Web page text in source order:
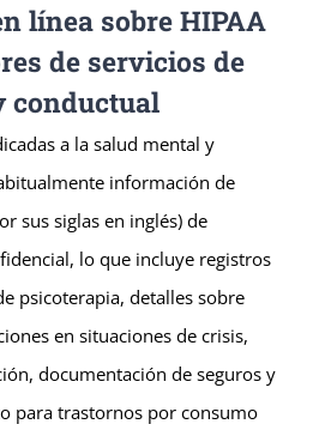
línea sobre HIPAA
de servicios de
conductual
a la salud mental y
información de
sus siglas en inglés) de
lo que incluye registros
psicoterapia, detalles sobre
en situaciones de crisis,
documentación de seguros y
para trastornos por consumo